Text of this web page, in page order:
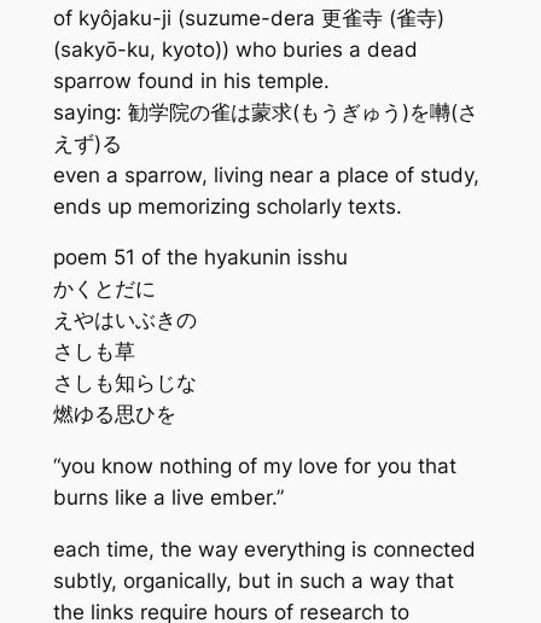
of kyôjaku-ji (suzume-dera 更雀寺 (雀寺)
(sakyō-ku, kyoto)) who buries a dead
sparrow found in his temple.
saying: 勧学院の雀は蒙求(もうぎゅう)を囀(さ
えず)る
even a sparrow, living near a place of study,
ends up memorizing scholarly texts.
poem 51 of the hyakunin isshu
かくとだに
えやはいぶきの
さしも草
さしも知らじな
燃ゆる思ひを
“you know nothing of my love for you that
burns like a live ember.”
each time, the way everything is connected
subtly, organically, but in such a way that
the links require hours of research to